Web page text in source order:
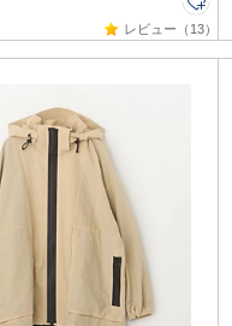
レビュー（13）